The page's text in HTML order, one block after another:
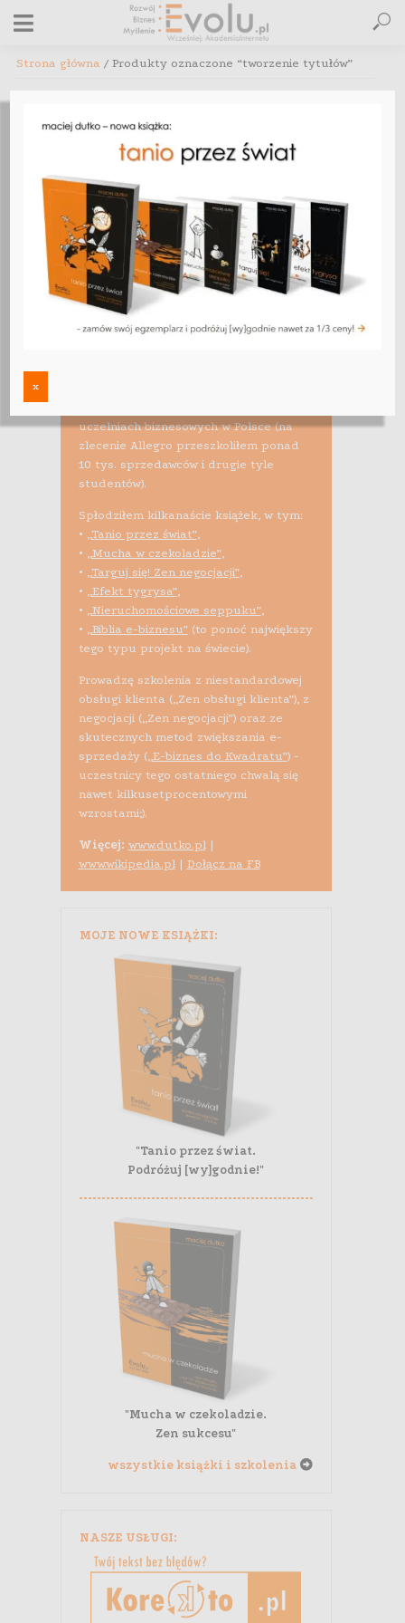
Strona główna / Produkty oznaczone “tworzenie tytułów”
Nie znaleziono produktów, których szukasz.
Maciej Dutko
Na co dzień prowadzę
firmę edytorską
Korekto.pl
ramach projektuAudite.plpomagam
uczelniach biznesowych w Polsce (na
zlecenie Allegro przeszkoliłem ponad
10 tys. sprzedawców i drugie tyle
studentów).
Spłodziłem kilkanaście książek, w tym:
• „Tanio przez świat”,
• „Mucha w czekoladzie”,
• „Targuj się! Zen negocjacji”,
• „Efekt tygrysa”,
• „Nieruchomościowe seppuku”,
• „Biblia e-biznesu”(to ponoć największy
tego typu projekt na świecie).
Prowadzę szkolenia z niestandardowej
obsługi klienta („Zen obsługi klienta”), z
negocjacji („Zen negocjacji”) oraz ze
skutecznych metod zwiększania e-
sprzedaży („E-biznes do Kwadratu”) -
uczestnicy tego ostatniego chwalą się
nawet kilkusetprocentowymi
wzrostami;).
Więcej: www.dutko.pl|
www.wikipedia.pl| Dołącz na FB
MOJE NOWE KSIĄŻKI:
"Tanio przez świat.
Podróżuj [wy]godnie!"
"Mucha w czekoladzie.
Zen sukcesu"
wszystkie książki i szkolenia
NASZE USŁUGI:
x